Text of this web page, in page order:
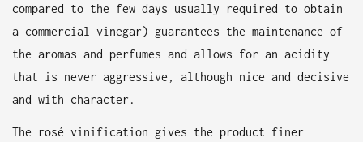
compared to the few days usually required to obtain
a commercial vinegar) guarantees the maintenance of
the aromas and perfumes and allows for an acidity
that is never aggressive, although nice and decisive
and with character.
The rosé vinification gives the product finer